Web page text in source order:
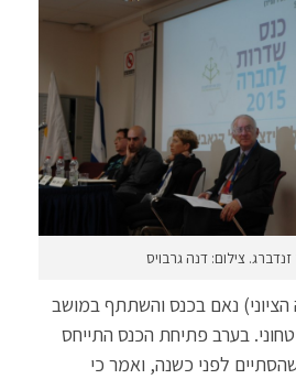
צילום: דנה גרבויס
נאם בכנס והשתתף במושב
בערב פתיחת הכנס התייחס
לפני כשנה, ואמר כי